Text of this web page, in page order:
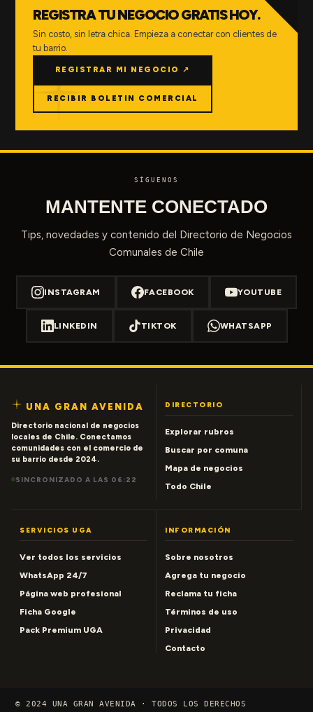
REGISTRA TU NEGOCIO GRATIS HOY.
Sin costo, sin letra chica. Empieza a conectar con clientes de
tu barrio.
REGISTRAR MI NEGOCIO ↗
RECIBIR BOLETIN COMERCIAL
SÍGUENOS
MANTENTE CONECTADO
Tips, novedades y contenido del Directorio de Negocios
Comunales de Chile
INSTAGRAM FACEBOOK YOUTUBE
LINKEDIN TIKTOK WHATSAPP
UNA GRAN AVENIDA
Directorio nacional de negocios
locales de Chile. Conectamos
comunidades con el comercio de
su barrio desde 2024.
SINCRONIZADO A LAS 06:22
DIRECTORIO
Explorar rubros
Buscar por comuna
Mapa de negocios
Todo Chile
SERVICIOS UGA
Ver todos los servicios
WhatsApp 24/7
Página web profesional
Ficha Google
Pack Premium UGA
INFORMACIÓN
Sobre nosotros
Agrega tu negocio
Reclama tu ficha
Términos de uso
Privacidad
Contacto
© 2024 UNA GRAN AVENIDA · TODOS LOS DERECHOS